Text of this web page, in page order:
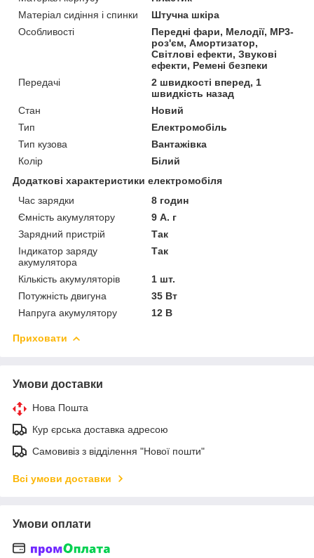
Матеріал сидіння і спинки
Штучна шкіра
Особливості
Передні фари, Мелодії, MP3-
роз'єм, Амортизатор,
Світлові ефекти, Звукові
ефекти, Ремені безпеки
Передачі
2 швидкості вперед, 1
швидкість назад
Стан
Новий
Тип
Електромобіль
Тип кузова
Вантажівка
Колір
Білий
Додаткові характеристики електромобіля
Час зарядки
8 годин
Ємність акумулятору
9 А. г
Зарядний пристрій
Так
Індикатор заряду
акумулятора
Так
Кількість акумуляторів
1 шт.
Потужність двигуна
35 Вт
Напруга акумулятору
12 В
Приховати
Умови доставки
Нова Пошта
Кур єрська доставка адресою
Самовивіз з відділення "Нової пошти"
Всі умови доставки
Умови оплати